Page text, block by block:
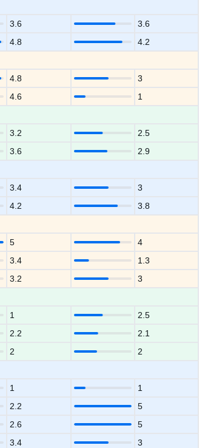
3.6
3.6
4.8
4.2
4.8
3
4.6
1
3.2
2.5
3.6
2.9
3.4
3
4.2
3.8
5
4
3.4
1.3
3.2
3
1
2.5
2.2
2.1
2
2
1
1
2.2
5
2.6
5
3.4
3